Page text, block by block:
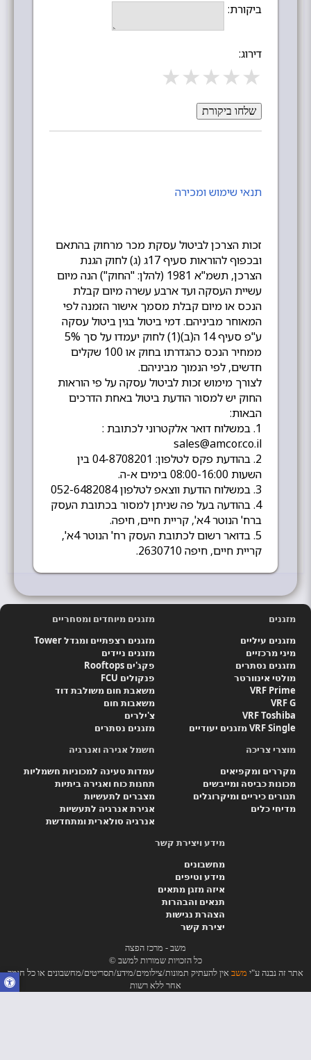
ביקורת:
דירוג:
★★★★★
שלחו ביקורת
תנאי שימוש ומכירה
זכות הצרכן לביטול עסקת מכר מרחוק בהתאם
ובכפוף להוראות סעיף 17ג (ג) לחוק הגנת
הצרכן, תשמ"א 1981 (להלן: "החוק") הנה מיום
עשיית העסקה ועד ארבע עשרה מיום קבלת
הנכס או מיום קבלת מסמך אישור הזמנה לפי
המאוחר מביניהם. דמי ביטול בגין ביטול עסקה
ע"פ סעיף 14 ה(ב)(1) לחוק יעמדו על סך 5%
ממחיר הנכס כהגדרתו בחוק או 100 שקלים
חדשים, לפי הנמוך מביניהם.
לצורך מימוש זכות לביטול עסקה על פי הוראות
החוק יש למסור הודעת ביטול באחת הדרכים
הבאות:
1. במשלוח דואר אלקטרוני לכתובת :
sales@amcor.co.il
2. בהודעת פקס לטלפון: 04-8708201 בין
השעות 08:00-16:00 בימים א-ה.
3. במשלוח הודעת ווצאפ לטלפון 052-6482084
4. בהודעה בעל פה שניתן למסור בכתובת העסק
ברח' הנוטר 4א', קריית חיים, חיפה.
5. בדואר רשום לכתובת העסק רח' הנוטר 4א',
קריית חיים, חיפה 2630710.
מזגנים
מזגנים עיליים
מיני מרכזיים
מזגנים נסתרים
מולטי אינוורטר
VRF Prime
VRF G
VRF Toshiba
VRF Single מזגנים יעודיים
מזגנים מיוחדים ומסחריים
מזגנים רצפתיים ומגדל Tower
מזגנים ניידים
פקג'ים Rooftops
פנקולים FCU
משאבת חום משולבת דוד
משאבות חום
צ'ילרים
מזגנים נסתרים
מוצרי צריכה
מקררים ומקפיאים
מכונות כביסה ומייבשים
תנורים כיריים ומיקרוגלים
מדיחי כלים
חשמל אגירה ואנרגיה
עמדות טעינה למכוניות חשמליות
תחנות כוח ואגירה ביתיות
מצברים לתעשיות
אגירת אנרגיה לתעשיות
אנרגיה סולארית ומתחדשת
מידע ויצירת קשר
מחשבונים
מידע וטיפים
איזה מזגן מתאים
תנאים והבהרות
הצהרת נגישות
יצירת קשר
משב - מרכז הפצה
כל הזכויות שמורות למשב ©
אתר זה נבנה ע"י משב אין להעתיק תמונות/צילומים/מידע/תסריטים/מחשבונים או כל חומר
אחר ללא רשות